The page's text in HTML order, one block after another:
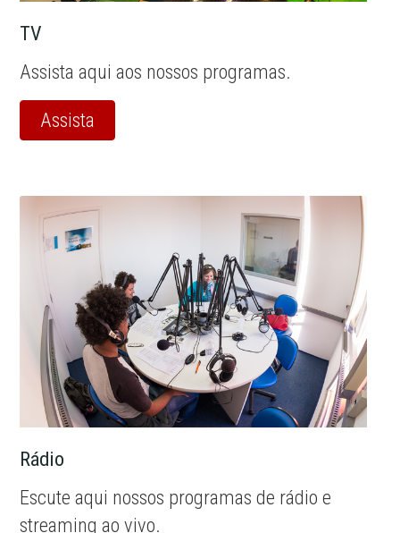
TV
Assista aqui aos nossos programas.
Assista
Rádio
Escute aqui nossos programas de rádio e
streaming ao vivo.